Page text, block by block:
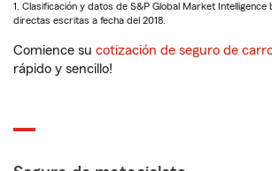
1. Clasificación y datos de S&P Global Market
directas escritas a fecha del 2018.
Comience su cotización de seguro de
rápido y sencillo!